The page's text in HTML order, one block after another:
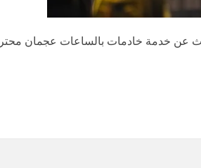
عن خدمة خادمات بالساعات عجمان